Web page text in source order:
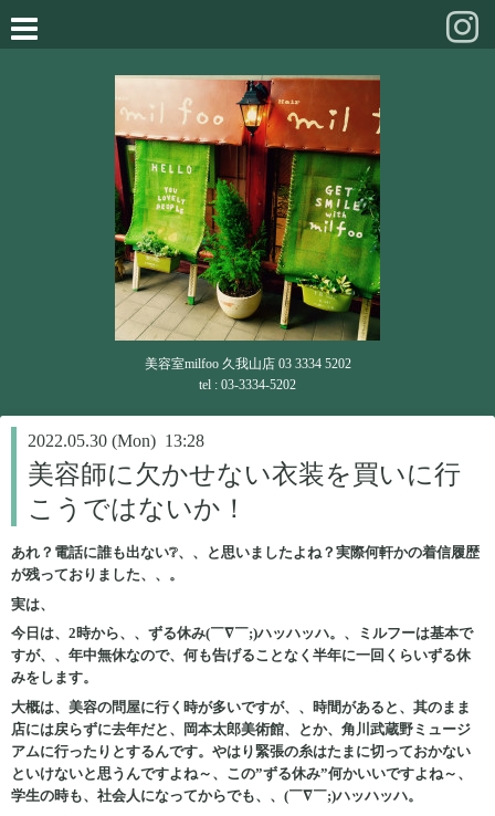
美容室milfoo 久我山店 03 3334 5202
tel : 03-3334-5202
2022.05.30 (Mon) 13:28
美容師に欠かせない衣装を買いに行
こうではないか！
あれ？電話に誰も出ない❔、、と思いましたよね？実際何軒かの着信履歴
が残っておりました、、。
実は、
今日は、2時から、、ずる休み(￣∇￣;)ハッハッハ。、ミルフーは基本で
すが、、年中無休なので、何も告げることなく半年に一回くらいずる休
みをします。
大概は、美容の問屋に行く時が多いですが、、時間があると、其のまま
店には戻らずに去年だと、岡本太郎美術館、とか、角川武蔵野ミュージ
アムに行ったりとするんです。やはり緊張の糸はたまに切っておかない
といけないと思うんですよね～、この”ずる休み”何かいいですよね～、
学生の時も、社会人になってからでも、、(￣∇￣;)ハッハッハ。